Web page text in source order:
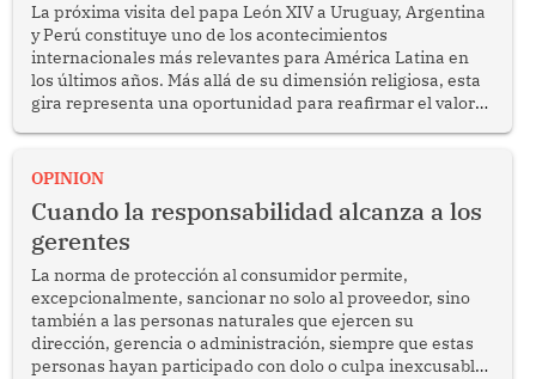
La próxima visita del papa León XIV a Uruguay, Argentina
y Perú constituye uno de los acontecimientos
internacionales más relevantes para América Latina en
los últimos años. Más allá de su dimensión religiosa, esta
gira representa una oportunidad para reafirmar el valor
enfrenta desafíos en materia de desarrollo, cohesión
OPINION
Cuando la responsabilidad alcanza a los
gerentes
La norma de protección al consumidor permite,
excepcionalmente, sancionar no solo al proveedor, sino
también a las personas naturales que ejercen su
dirección, gerencia o administración, siempre que estas
personas hayan participado con dolo o culpa inexcusable